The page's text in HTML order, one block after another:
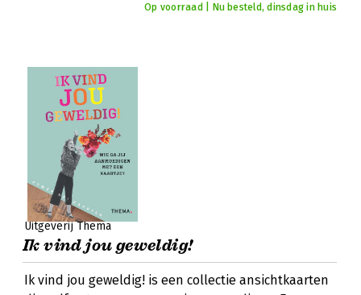
Op voorraad | Nu besteld, dinsdag in huis
Uitgeverij Thema
Ik vind jou geweldig!
Ik vind jou geweldig! is een collectie ansichtkaarten